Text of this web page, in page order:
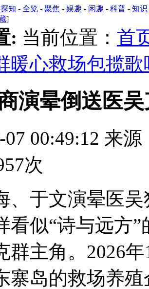
探知 - 全览 - 聚焦 - 娱趣 - 闲趣 - 科普 - 知识
]
: 当前位置： 首
暖心救场包揽歌
演晕倒送医
07 00:49:12 来源
次
、于文演晕医
似“诗与远方”
群主角。2026
寨岛的救场养